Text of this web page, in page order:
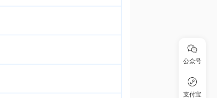
公众号
支付宝